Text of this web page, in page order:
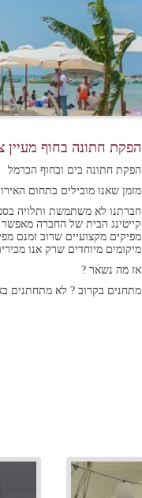
הפקת חתונה בחוף מעיין
הפקת חתונה בים ובחוף הכרמל
מזמן שאנו מובילים בתחום
חברתנו לא משתמשת ותלויה
קייטינג הבית של החברה מאפשר
מפיקים מקצועיים שרוב זמנם
מיקומים מיוחדים שרק אנו
אז מה נשאר ?
מתחנים בקרוב ? לא מתחתנים